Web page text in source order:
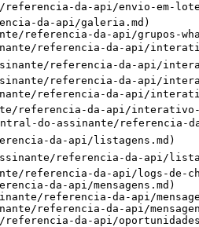
da-api/envio-em-
da-api/galeria.md)
referencia-da-api/grupos-
referencia-da-api/
referencia-da-api/
referencia-da-api/
referencia-da-api/
referencia-da-api/interativo-
do-assinante/referencia-
da-api/listagens.md)
referencia-da-api/
referencia-da-api/logs-de-
da-api/mensagens.md)
referencia-da-api/
referencia-da-api/
da-api/